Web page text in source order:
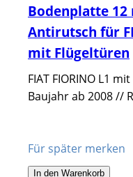
Bodenplatte 12
Antirutsch für
mit Flügeltüren
FIAT FIORINO L1
Baujahr ab 2008 //
Für später merken
In den Warenkorb